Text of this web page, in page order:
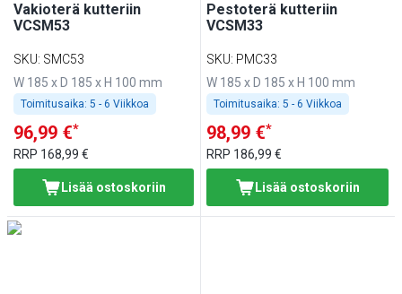
Vakioterä kutteriin
VCSM53
SKU: SMC53
W 185 x D 185 x H 100 mm
Toimitusaika: 5 - 6 Viikkoa
96,99 €*
RRP 168,99 €
Lisää ostoskoriin
Pestoterä kutteriin
VCSM33
SKU: PMC33
W 185 x D 185 x H 100 mm
Toimitusaika: 5 - 6 Viikkoa
98,99 €*
RRP 186,99 €
Lisää ostoskoriin